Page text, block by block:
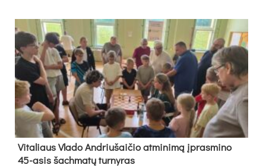
Vi­ta­liaus Vla­do And­riu­šai­čio at­mi­ni­mą įpras­mi­no
45-asis šach­ma­tų tur­ny­ras